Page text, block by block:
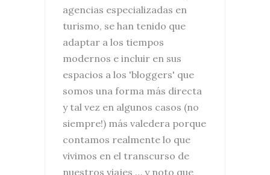
agencias especializadas en
turismo, se han tenido que
adaptar a los tiempos
modernos e incluir en sus
espacios a los 'bloggers' que
somos una forma más directa
y tal vez en algunos casos (no
siempre!) más valedera porque
contamos realmente lo que
vivimos en el transcurso de
nuestros viajes … y noto que